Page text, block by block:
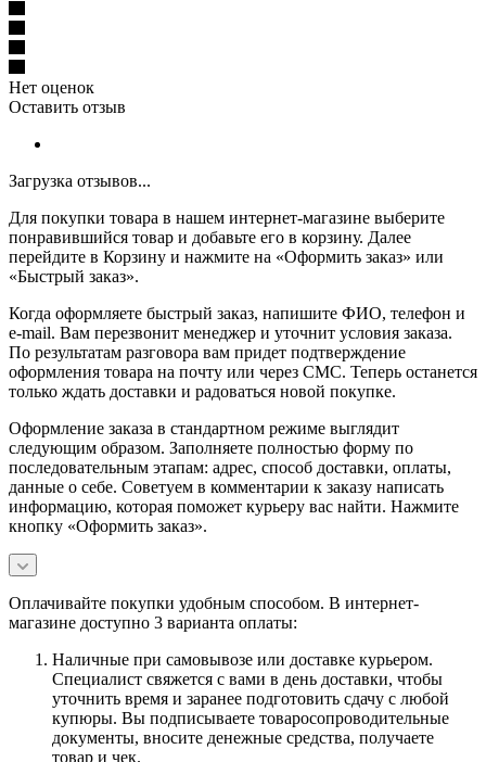
Нет оценок
Оставить отзыв
Загрузка отзывов...
Для покупки товара в нашем интернет-магазине выберите
понравившийся товар и добавьте его в корзину. Далее
перейдите в Корзину и нажмите на «Оформить заказ» или
«Быстрый заказ».
Когда оформляете быстрый заказ, напишите ФИО, телефон и
e-mail. Вам перезвонит менеджер и уточнит условия заказа.
По результатам разговора вам придет подтверждение
оформления товара на почту или через СМС. Теперь останется
только ждать доставки и радоваться новой покупке.
Оформление заказа в стандартном режиме выглядит
следующим образом. Заполняете полностью форму по
последовательным этапам: адрес, способ доставки, оплаты,
данные о себе. Советуем в комментарии к заказу написать
информацию, которая поможет курьеру вас найти. Нажмите
кнопку «Оформить заказ».
Оплачивайте покупки удобным способом. В интернет-
магазине доступно 3 варианта оплаты:
Наличные при самовывозе или доставке курьером.
Специалист свяжется с вами в день доставки, чтобы
уточнить время и заранее подготовить сдачу с любой
купюры. Вы подписываете товаросопроводительные
документы, вносите денежные средства, получаете
товар и чек.